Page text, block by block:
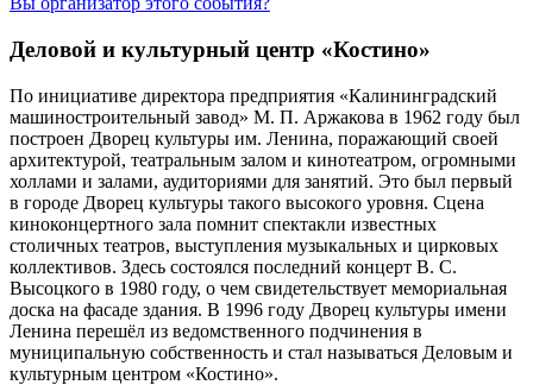
Деловой и культурный центр «Костино»
По инициативе директора предприятия «Калининградский
машиностроительный завод» М. П. Аржакова в 1962 году был
построен Дворец культуры им. Ленина, поражающий своей
архитектурой, театральным залом и кинотеатром, огромными
холлами и залами, аудиториями для занятий. Это был первый
в городе Дворец культуры такого высокого уровня. Сцена
киноконцертного зала помнит спектакли известных
столичных театров, выступления музыкальных и цирковых
коллективов. Здесь состоялся последний концерт В. С.
Высоцкого в 1980 году, о чем свидетельствует мемориальная
доска на фасаде здания. В 1996 году Дворец культуры имени
Ленина перешёл из ведомственного подчинения в
муниципальную собственность и стал называться Деловым и
культурным центром «Костино».